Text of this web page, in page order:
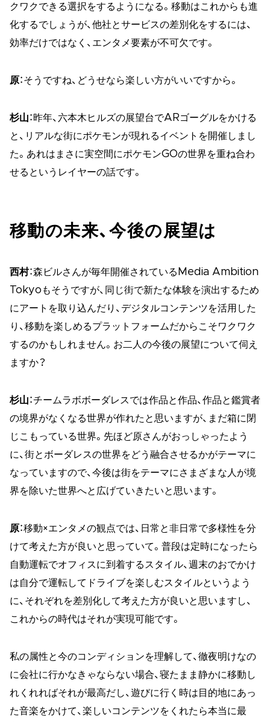
クワクできる選択をするようになる。移動はこれからも進
化するでしょうが、他社とサービスの差別化をするには、
効率だけではなく、エンタメ要素が不可欠です。
原：そうですね、どうせなら楽しい方がいいですから。
杉山：昨年、六本木ヒルズの展望台でARゴーグルをかける
と、リアルな街にポケモンが現れるイベントを開催しまし
た。あれはまさに実空間にポケモンGOの世界を重ね合わ
せるというレイヤーの話です。
移動の未来、今後の展望は
西村：森ビルさんが毎年開催されているMedia Ambition
Tokyoもそうですが、同じ街で新たな体験を演出するため
にアートを取り込んだり、デジタルコンテンツを活用した
り、移動を楽しめるプラットフォームだからこそワクワク
するのかもしれません。お二人の今後の展望について伺え
ますか？
杉山：チームラボボーダレスでは作品と作品、作品と鑑賞者
の境界がなくなる世界が作れたと思いますが、まだ箱に閉
じこもっている世界。先ほど原さんがおっしゃったよう
に、街とボーダレスの世界をどう融合させるかがテーマに
なっていますので、今後は街をテーマにさまざまな人が境
界を除いた世界へと広げていきたいと思います。
原：移動×エンタメの観点では、日常と非日常で多様性を分
けて考えた方が良いと思っていて。普段は定時になったら
自動運転でオフィスに到着するスタイル、週末のおでかけ
は自分で運転してドライブを楽しむスタイルというよう
に、それぞれを差別化して考えた方が良いと思いますし、
これからの時代はそれが実現可能です。
私の属性と今のコンディションを理解して、徹夜明けなの
に会社に行かなきゃならない場合、寝たまま静かに移動し
れくれればそれが最高だし、遊びに行く時は目的地にあっ
た音楽をかけて、楽しいコンテンツをくれたら本当に最